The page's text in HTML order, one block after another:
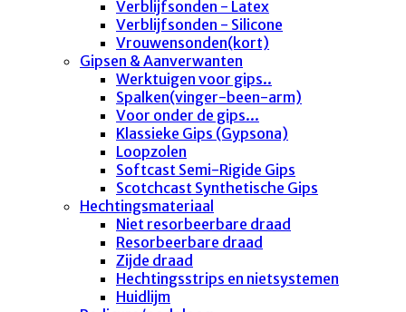
Verblijfsonden - Latex
Verblijfsonden - Silicone
Vrouwensonden(kort)
Gipsen & Aanverwanten
Werktuigen voor gips..
Spalken(vinger-been-arm)
Voor onder de gips...
Klassieke Gips (Gypsona)
Loopzolen
Softcast Semi-Rigide Gips
Scotchcast Synthetische Gips
Hechtingsmateriaal
Niet resorbeerbare draad
Resorbeerbare draad
Zijde draad
Hechtingsstrips en nietsystemen
Huidlijm